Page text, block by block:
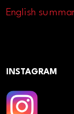
English
INSTAGRAM